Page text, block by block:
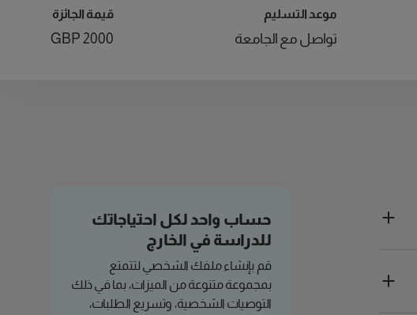
موعد التسليم
تواصل مع الجامعة
قيمة الجائزة
2000 GBP
حساب واحد لكل احتياجاتك
للدراسة في الخارج
قم بإنشاء ملفك الشخصي لتتمتع
بمجموعة متنوعة من الميزات، بما في ذلك
التوصيات الشخصية، وتسريع الطلبات،